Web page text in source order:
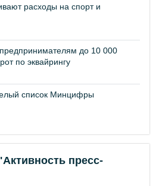
расходы на спорт и
до 10 000
по эквайрингу
список Минцифры
пресс-